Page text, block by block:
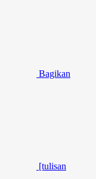
Bagikan
[tulisan